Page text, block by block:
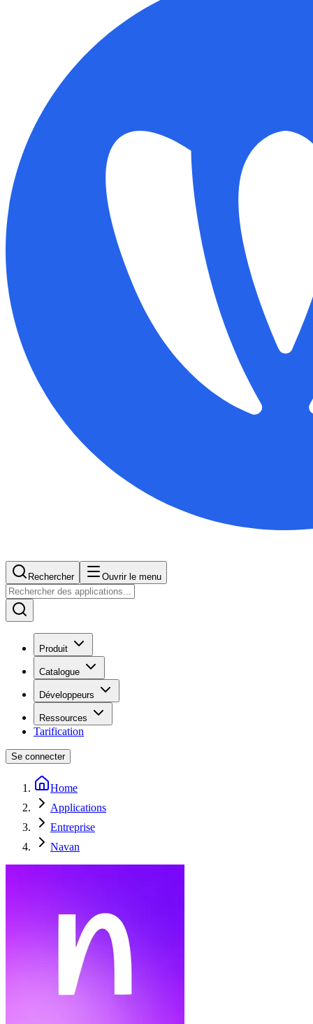
Rechercher Ouvrir le menu
Produit
Catalogue
Développeurs
Ressources
Tarification
Se connecter
Home
Applications
Entreprise
Navan